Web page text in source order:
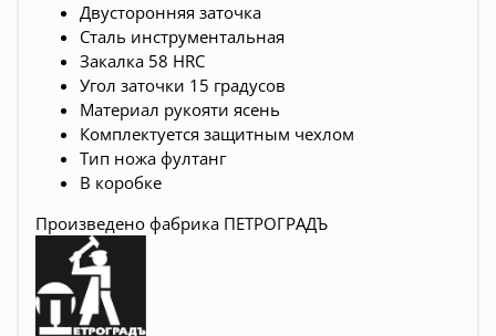
Двусторонняя заточка
Сталь инструментальная
Закалка 58 HRC
Угол заточки 15 градусов
Материал рукояти ясень
Комплектуется защитным чехлом
Тип ножа фултанг
В коробке
Произведено фабрика ПЕТРОГРАДЪ